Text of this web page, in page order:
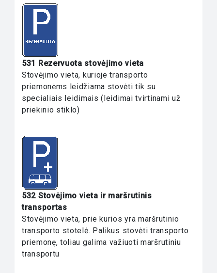
531 Rezervuota stovėjimo vieta
Stovėjimo vieta, kurioje transporto
priemonėms leidžiama stovėti tik su
specialiais leidimais (leidimai tvirtinami už
priekinio stiklo)
532 Stovėjimo vieta ir maršrutinis
transportas
Stovėjimo vieta, prie kurios yra maršrutinio
transporto stotelė. Palikus stovėti transporto
priemonę, toliau galima važiuoti maršrutiniu
transportu